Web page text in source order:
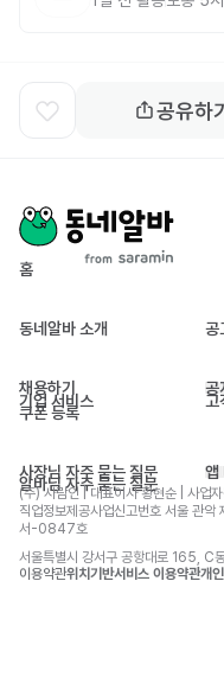
공유하
홈
동네알바 소개 공
채용하기
기업 서비스
쿠폰 등록
공
고
사장님 자주 묻는 질문
알바님 자주 묻는 질문
앱
(주) 사람인 | 대표이사 황현순 | 사
직업정보제공사업신고번호 서울 관
서-0847호
서울특별시 강서구 공항대로 165,
이용약관위치기반서비스 이용약관개